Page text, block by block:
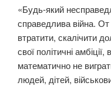
«Будь-який
справедлива війна.
втратити, скалічити
свої політичні
математично не
людей, дітей,